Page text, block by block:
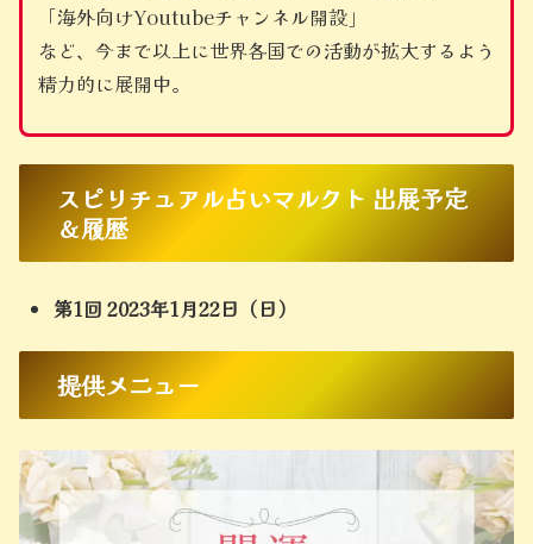
「海外向けYoutubeチャンネル開設」
など、今まで以上に世界各国での活動が拡大するよう
精力的に展開中。
スピリチュアル占いマルクト 出展予定
＆履歴
第1回 2023年1月22日（日）
提供メニュー